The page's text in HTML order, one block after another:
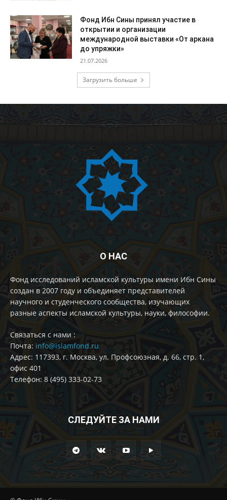
Фонд Ибн Сины принял участие в
открытии и организации
международной выставки «От аркана
до упряжки»
21.07.2026
Загрузить больше
О НАС
Фонд исследований исламской культуры имени Ибн Сины
создан в 2007 году и объединяет представителей
научного и студенческого сообщества, изучающих
разные аспекты исламской культуры, науки, философии.
Cвязаться с нами :
Почта: info@islamfond.ru
Адрес: 117393, г. Москва, ул. Профсоюзная, д. 66, стр. 1,
офис 401
Телефон: 8 (495) 333-02-73
СЛЕДУЙТЕ ЗА НАМИ